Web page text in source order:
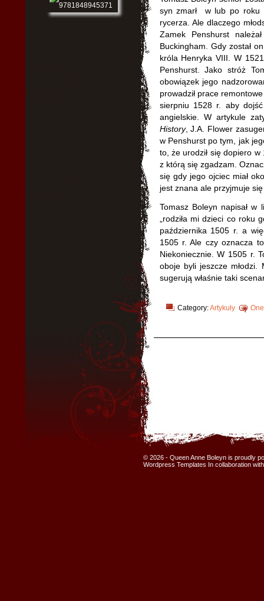
syn zmarł w lub po roku
rycerza. Ale dlaczego
Zamek Penshurst
Buckingham. Gdy został
króla Henryka VIII. W
Penshurst. Jako stróż
obowiązek jego
prowadził prace
sierpniu 1528 r. aby
angielskie. W artykule
History, J.A. Flower
w Penshurst po tym, jak
to, że urodził się dopiero
z którą się zgadzam.
się gdy jego ojciec miał
jest znana ale przyjmuje
Tomasz Boleyn napisał
„rodziła mi dzieci co roku
października 1505 r. a
1505 r. Ale czy oznacza
Niekoniecznie. W 1505 r.
oboje byli jeszcze młodzi.
sugerują właśnie taki
Category:Artykuły
© 2026 - Queen Anne Boleyn is proudly
Wordpress Templates In collaboration